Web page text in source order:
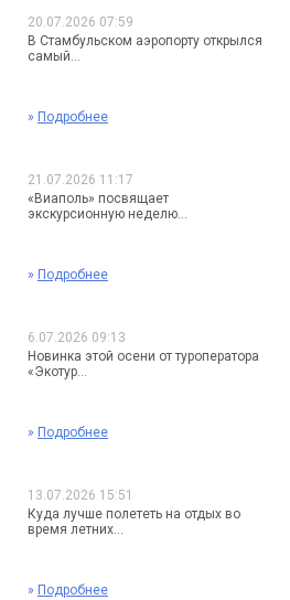
20.07.2026 07:59
В Стамбульском аэропорту открылся
самый...
» Подробнее
21.07.2026 11:17
«Виаполь» посвящает
экскурсионную неделю...
» Подробнее
6.07.2026 09:13
Новинка этой осени от туроператора
«Экотур...
» Подробнее
13.07.2026 15:51
Куда лучше полететь на отдых во
время летних...
» Подробнее